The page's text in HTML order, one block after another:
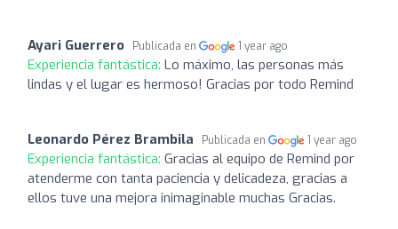
Ayari Guerrero Publicada en 1 year ago
Experiencia fantástica: Lo máximo, las personas más
lindas y el lugar es hermoso! Gracias por todo Remind
Leonardo Pérez Brambila Publicada en 1 year ago
Experiencia fantástica: Gracias al equipo de Remind por
atenderme con tanta paciencia y delicadeza, gracias a
ellos tuve una mejora inimaginable muchas Gracias.